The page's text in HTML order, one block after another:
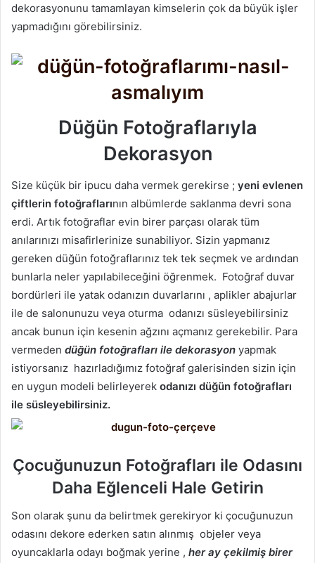
dekorasyonunu tamamlayan kimselerin çok da büyük işler
yapmadığını görebilirsiniz.
Düğün Fotoğraflarıyla
Dekorasyon
Size küçük bir ipucu daha vermek gerekirse ; yeni evlenen
çiftlerin fotoğraflarının albümlerde saklanma devri sona
erdi. Artık fotoğraflar evin birer parçası olarak tüm
anılarınızı misafirlerinize sunabiliyor. Sizin yapmanız
gereken düğün fotoğraflarınız tek tek seçmek ve ardından
bunlarla neler yapılabileceğini öğrenmek. Fotoğraf duvar
bordürleri ile yatak odanızın duvarlarını , aplikler abajurlar
ile de salonunuzu veya oturma odanızı süsleyebilirsiniz
ancak bunun için kesenin ağzını açmanız gerekebilir. Para
vermeden düğün fotoğrafları ile dekorasyon yapmak
istiyorsanız hazırladığımız fotoğraf galerisinden sizin için
en uygun modeli belirleyerek odanızı düğün fotoğrafları
ile süsleyebilirsiniz.
Çocuğunuzun Fotoğrafları ile Odasını
Daha Eğlenceli Hale Getirin
Son olarak şunu da belirtmek gerekiryor ki çocuğunuzun
odasını dekore ederken satın alınmış objeler veya
oyuncaklarla odayı boğmak yerine , her ay çekilmiş birer